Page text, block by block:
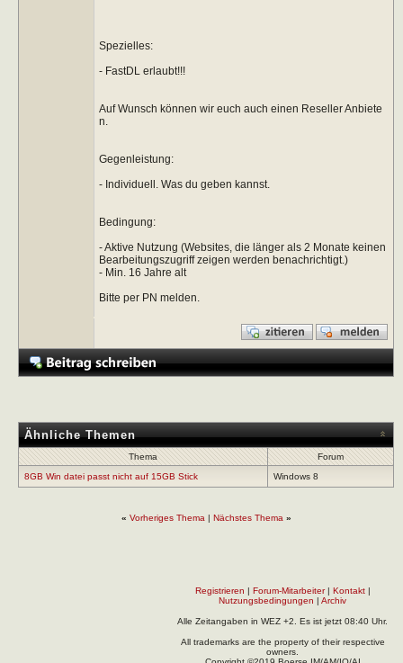
Spezielles:
- FastDL erlaubt!!!
Auf Wunsch können wir euch auch einen Reseller Anbiete
n.
Gegenleistung:
- Individuell. Was du geben kannst.
Bedingung:
- Aktive Nutzung (Websites, die länger als 2 Monate keinen
Bearbeitungszugriff zeigen werden benachrichtigt.)
- Min. 16 Jahre alt
Bitte per PN melden.
Ähnliche Themen
Thema
Forum
8GB Win datei passt nicht auf 15GB Stick
Windows 8
« Vorheriges Thema | Nächstes Thema »
Registrieren | Forum-Mitarbeiter| Kontakt|
Nutzungsbedingungen | Archiv
Alle Zeitangaben in WEZ +2. Es ist jetzt 08:40 Uhr.
All trademarks are the property of their respective
owners.